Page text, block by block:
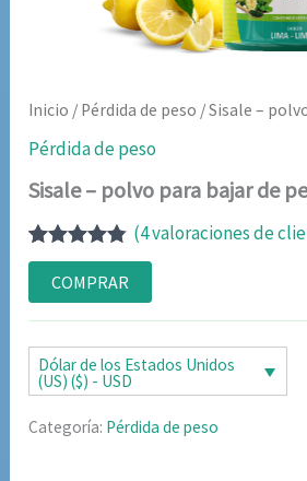
Inicio / Pérdida de peso / Sisale –
Pérdida de peso
Sisale – polvo para bajar de
Valorado
con4.75de
5 en base
a
4
de clientes
(4valoraciones de
COMPRAR
Dólar de los Estados Unidos
(US) ($) - USD
Categoría: Pérdida de peso